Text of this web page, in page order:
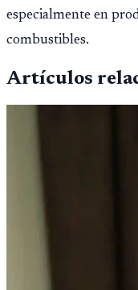
especialmente en
combustibles.
Artículos